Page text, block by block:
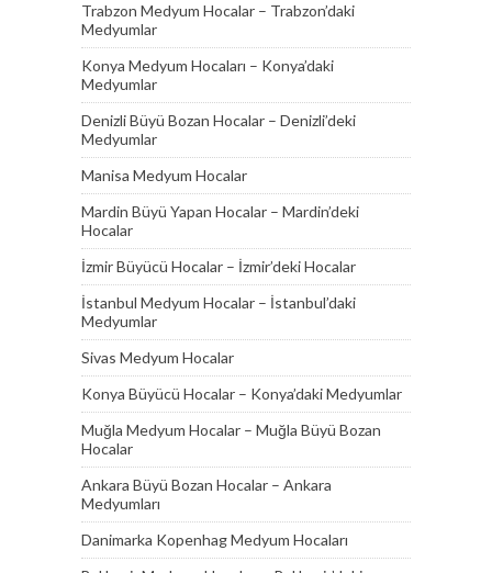
Trabzon Medyum Hocalar – Trabzon’daki
Medyumlar
Konya Medyum Hocaları – Konya’daki
Medyumlar
Denizli Büyü Bozan Hocalar – Denizli’deki
Medyumlar
Manisa Medyum Hocalar
Mardin Büyü Yapan Hocalar – Mardin’deki
Hocalar
İzmir Büyücü Hocalar – İzmir’deki Hocalar
İstanbul Medyum Hocalar – İstanbul’daki
Medyumlar
Sivas Medyum Hocalar
Konya Büyücü Hocalar – Konya’daki Medyumlar
Muğla Medyum Hocalar – Muğla Büyü Bozan
Hocalar
Ankara Büyü Bozan Hocalar – Ankara
Medyumları
Danimarka Kopenhag Medyum Hocaları